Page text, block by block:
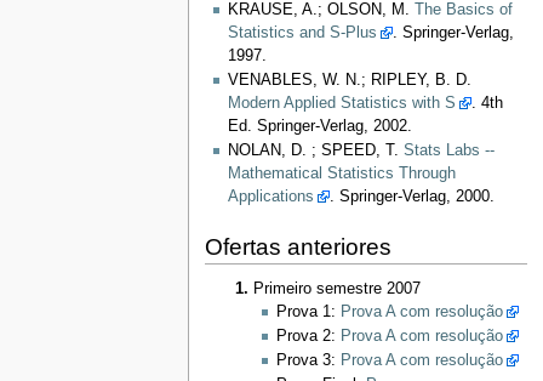
KRAUSE, A.; OLSON, M.
The Basics of
Statistics and S-Plus
. Springer-Verlag,
1997.
VENABLES, W. N.; RIPLEY, B. D.
Modern Applied Statistics with S
. 4th
Ed. Springer-Verlag, 2002.
NOLAN, D. ; SPEED, T. Stats Labs --
Mathematical Statistics Through
Applications
. Springer-Verlag, 2000.
Ofertas anteriores
Primeiro semestre 2007
Prova 1: Prova A com resolução
Prova 2: Prova A com resolução
Prova 3: Prova A com resolução